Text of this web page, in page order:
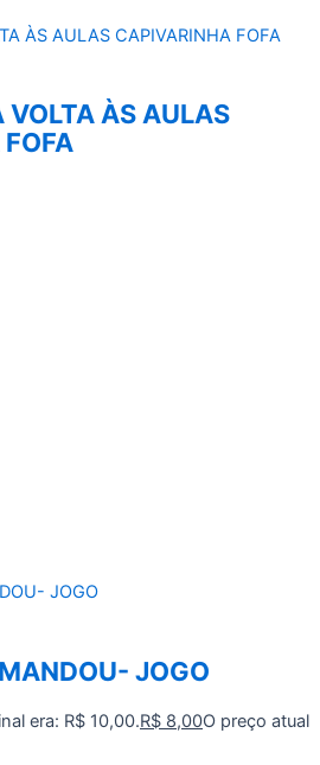
VOLTA ÀS AULAS
JOGO
era: R$ 10,00.R$ 8,00O preço atual